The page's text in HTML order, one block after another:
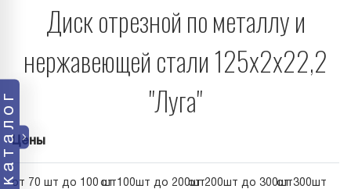
каталог
Диск отрезной по металлу и
нержавеющей стали 125х2х22,2
"Луга"
Цены
от 70 шт до 100 штот 100шт до 200штот 200шт до 300штот 300шт